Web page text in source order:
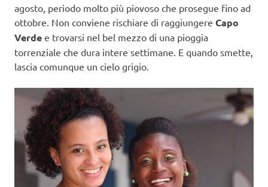
agosto, periodo molto più piovoso che prosegue fino ad
ottobre. Non conviene rischiare di raggiungere Capo
Verde e trovarsi nel bel mezzo di una pioggia
torrenziale che dura intere settimane. E quando smette,
lascia comunque un cielo grigio.